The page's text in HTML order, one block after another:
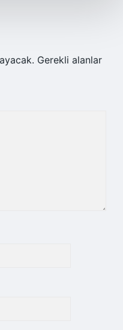
Gerekli alanlar